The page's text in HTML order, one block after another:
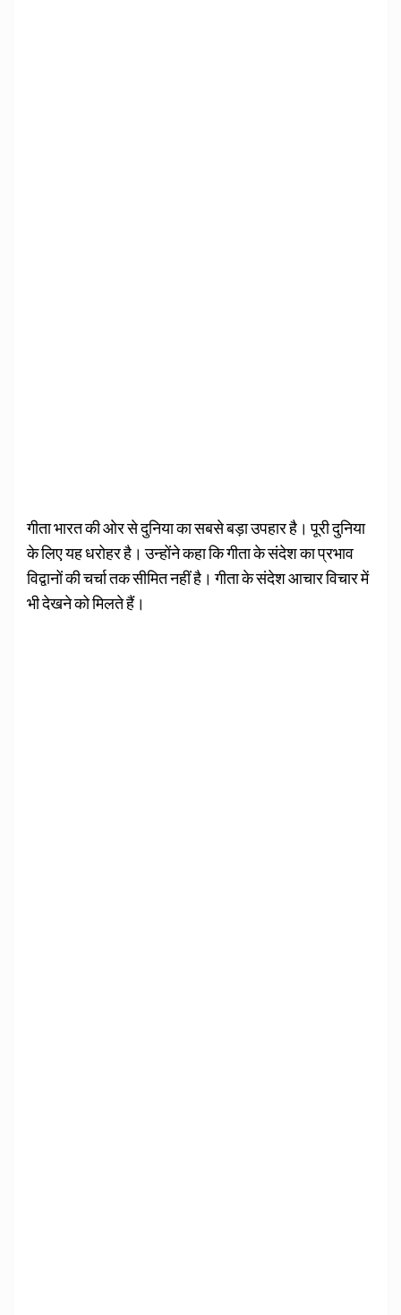
गीता भारत की ओर से दुनिया का सबसे बड़ा उपहार है। पूरी दुनिया
के लिए यह धरोहर है। उन्होंने कहा कि गीता के संदेश का प्रभाव
विद्वानों की चर्चा तक सीमित नहीं है। गीता के संदेश आचार विचार में
भी देखने को मिलते हैं।